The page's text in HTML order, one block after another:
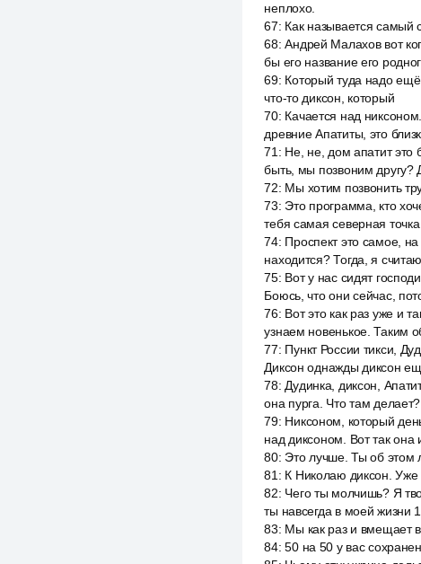
неплохо.
67: Как называется самый
68:Андрей Малахов вот
бы его название его
69: Который туда надо ещё
что-то диксон, который
70: Качается над
древние Апатиты, это
71 : Не, не, дом апатит
быть, мы позвоним другу?
72: Мы хотим позвонить
73: Это программа, кто
тебя самая северная точка
74: Проспект это самое,
находится? Тогда, я
75: Вот у нас сидят
Боюсь, что они сейчас,
76: Вот это как раз уже и
узнаем новенькое. Таким
77: Пункт России тикси,
Диксон однажды диксон
78: Дудинка, диксон,
она пурга. Что там делает?
79: Никсоном, который
над диксоном. Вот так
80: Это лучше. Ты об этом
81 : К Николаю диксон. Уже
82: Чего ты молчишь? Я
ты навсегда в моей жизни
83: Мы как раз и вмещает в
84:50 на 50 у вас